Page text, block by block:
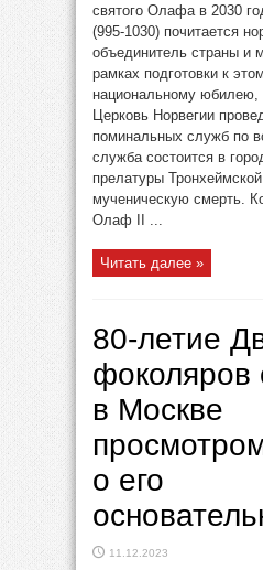
святого Олафа в 2030
(995-1030) почитается
объединитель страны и
рамках подготовки к
национальному юбилею,
Церковь Норвегии
поминальных служб по
служба состоится в
прелатуры
мученическую смерть.
Олаф II ...
Читать далее »
80-летие
фоколяров
в Москве
о его
11.12.2023